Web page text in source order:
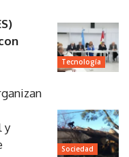
y
Tecnología
Sociedad